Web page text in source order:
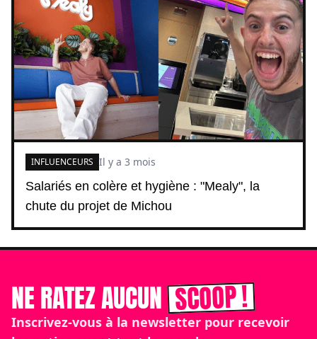
Salariés en colère et hygiène : "Mealy", la
chute du projet de Michou
INFLUENCEURS Il y a 3 mois
NE RATEZ AUCUNSCOOP !
Inscrivez-vous à la newsletter pour recevoir